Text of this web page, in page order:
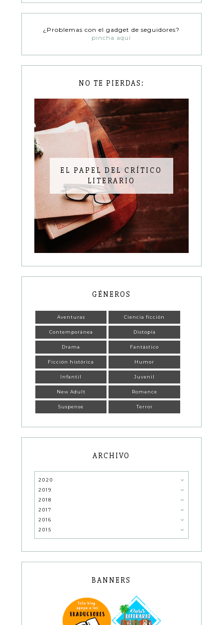
¿Problemas con el gadget de seguidores?
pincha aquí
NO TE PIERDAS:
EL PAPEL DEL CRÍTICO
LITERARIO
GÉNEROS
Aventuras Ciencia ficción
Contemporánea Distopía
Drama Fantástico
Ficción histórica Humor
Infantil Juvenil
New Adult Romance
Suspense Terror
ARCHIVO
2020
2019
2018
2017
2016
2015
BANNERS